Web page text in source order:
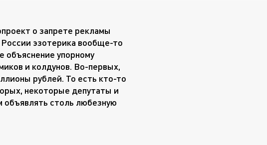
о запрете рекламы
России эзотерика вообще-то
объяснение упорному
и колдунов. Во-первых,
рублей. То есть кто-то
некоторые депутаты и
объявлять столь любезную